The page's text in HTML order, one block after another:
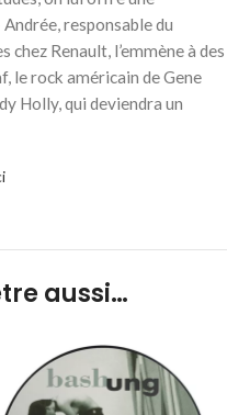
Andrée, responsable du
chez Renault, l’emmène à des
le rock américain de Gene
Holly, qui deviendra un
aussi…